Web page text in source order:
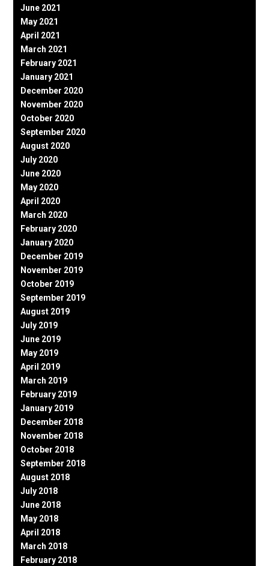
June 2021
May 2021
April 2021
March 2021
February 2021
January 2021
December 2020
November 2020
October 2020
September 2020
August 2020
July 2020
June 2020
May 2020
April 2020
March 2020
February 2020
January 2020
December 2019
November 2019
October 2019
September 2019
August 2019
July 2019
June 2019
May 2019
April 2019
March 2019
February 2019
January 2019
December 2018
November 2018
October 2018
September 2018
August 2018
July 2018
June 2018
May 2018
April 2018
March 2018
February 2018